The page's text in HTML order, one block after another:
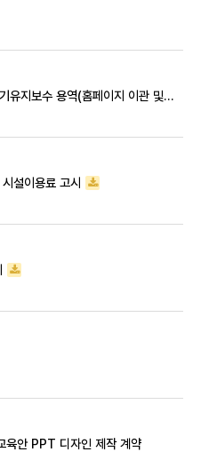
[수의계약공개] 2026 홈페이지 단기유지보수 용역(홈페이지 이관 및 개발 작업) 계약
설이용료 고시
육안 PPT 디자인 제작 계약